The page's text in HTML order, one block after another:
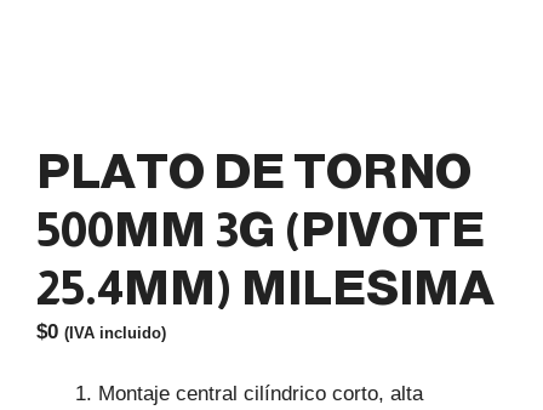
PLATO DE TORNO
500MM 3G (PIVOTE
25.4MM) MILESIMA
$0 (IVA incluido)
Montaje central cilíndrico corto, alta